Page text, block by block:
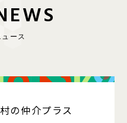
EWS
ース
の仲介プラス